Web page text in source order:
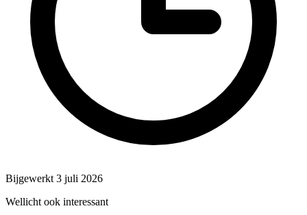
Bijgewerkt 3 juli 2026
Wellicht ook interessant